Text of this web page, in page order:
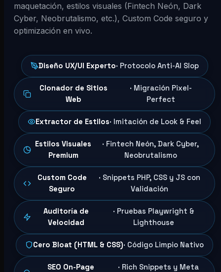
maquetación, estilos visuales (Fintech Neón, Dark
Cyber, Neobrutalismo, etc.), Custom Code seguro y
optimización en vivo.
Diseño UX/UI Experto· Protocolo Anti-AI Slop
Clonador de Sitios
Web
· Migración Pixel-
Perfect
Extractor de Estilos· Imitación de Look & Feel
Estilos Visuales
Premium
· Fintech Neón, Dark Cyber,
Neobrutalismo
Custom Code
Seguro
· Snippets PHP, CSS y JS con
Validación
Auditoría de
Velocidad
· Pruebas Playwright &
Lighthouse
Cero Bloat (HTML & CSS)· Código Limpio Nativo
SEO On-Page
· Rich Snippets y Meta